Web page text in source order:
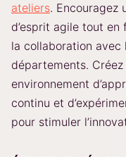
ateliers. Encouragez
d’esprit agile tout en
la collaboration avec
départements. Créez
environnement
continu et
pour stimuler